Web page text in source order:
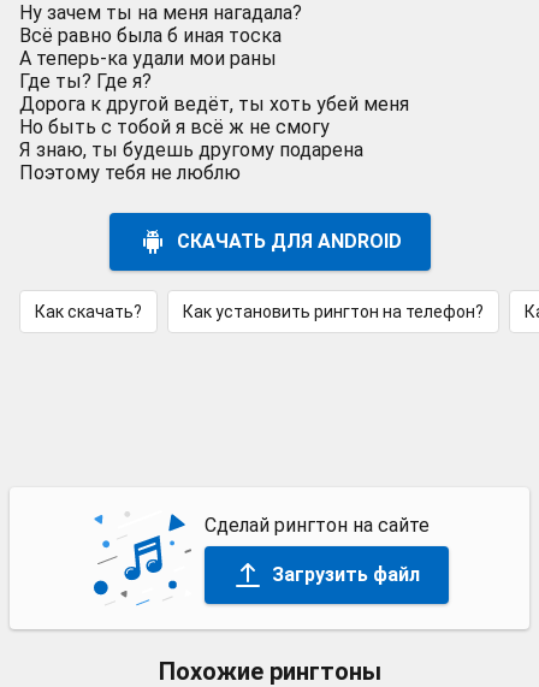
Ну зачем ты на меня нагадала?
Всё равно была б иная тоска
А теперь-ка удали мои раны
Где ты? Где я?
Дорога к другой ведёт, ты хоть убей меня
Но быть с тобой я всё ж не смогу
Я знаю, ты будешь другому подарена
Поэтому тебя не люблю
СКАЧАТЬ ДЛЯ ANDROID
Как скачать? Как установить рингтон на телефон?
Сделай рингтон на сайте
Загрузить файл
Похожие рингтоны